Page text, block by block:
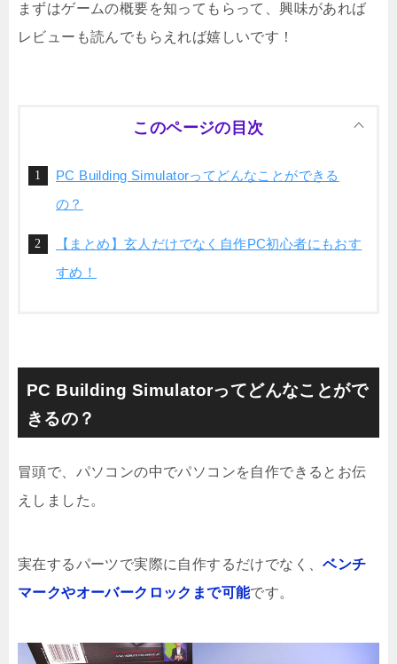
まずはゲームの概要を知ってもらって、興味があれば
レビューも読んでもらえれば嬉しいです！
このページの目次
PC Building Simulatorってどんなことができる
の？
【まとめ】玄人だけでなく自作PC初心者にもおす
すめ！
PC Building Simulatorってどんなことがで
きるの？
冒頭で、パソコンの中でパソコンを自作できるとお伝
えしました。
実在するパーツで実際に自作するだけでなく、ベンチ
マークやオーバークロックまで可能です。